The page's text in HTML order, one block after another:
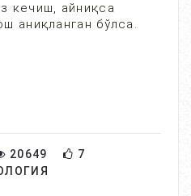
кечиш, айниқса
аниқланган бўлса.
20649
7